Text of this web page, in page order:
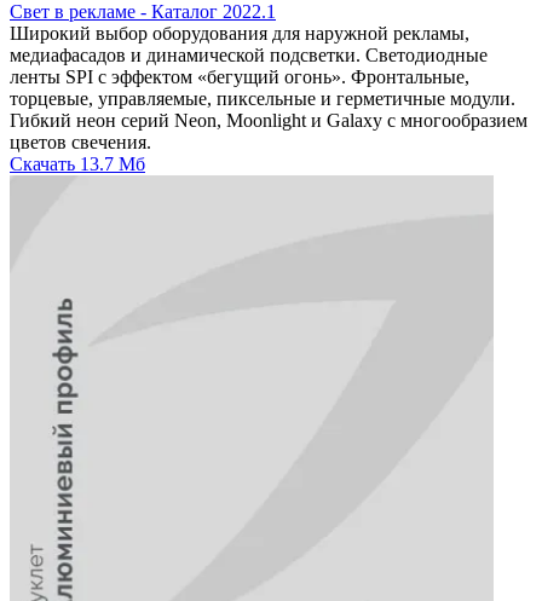
Свет в рекламе - Каталог 2022.1
Широкий выбор оборудования для наружной рекламы,
медиафасадов и динамической подсветки. Светодиодные
ленты SPI с эффектом «бегущий огонь». Фронтальные,
торцевые, управляемые, пиксельные и герметичные модули.
Гибкий неон серий Neon, Moonlight и Galaxy с многообразием
цветов свечения.
Скачать 13.7 Мб